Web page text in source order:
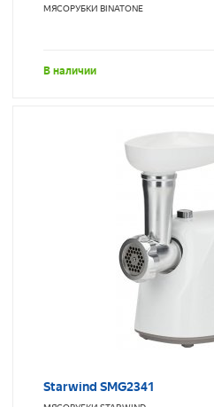
МЯСОРУБКИ BINATONE
В наличии
Starwind SMG2341